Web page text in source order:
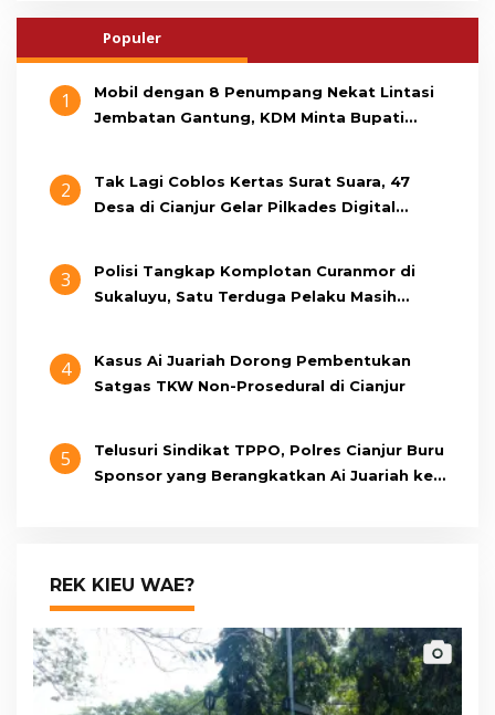
Populer
1
Mobil dengan 8 Penumpang Nekat Lintasi
Jembatan Gantung, KDM Minta Bupati
2
Tak Lagi Coblos Kertas Surat Suara, 47
Desa di Cianjur Gelar Pilkades Digital
3
Polisi Tangkap Komplotan Curanmor di
Sukaluyu, Satu Terduga Pelaku Masih
4
Kasus Ai Juariah Dorong Pembentukan
Satgas TKW Non-Prosedural di Cianjur
5
Telusuri Sindikat TPPO, Polres Cianjur Buru
Sponsor yang Berangkatkan Ai Juariah ke
REK KIEU WAE?